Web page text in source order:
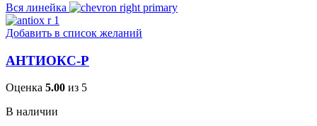
Вся линейка
Добавить в список желаний
АНТИОКС-Р
Оценка 5.00 из 5
В наличии